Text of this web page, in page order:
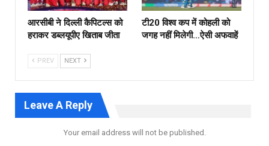
आरसीबी ने दिल्ली कैपिटल्स को
हराकर डब्लयूपीए खिताब जीता
टी20 विश्व कप में कोहली को
जगह नहीं मिलेगी…ऐसी अफवाहें
PREV NEXT
Leave A Reply
Your email address will not be published.